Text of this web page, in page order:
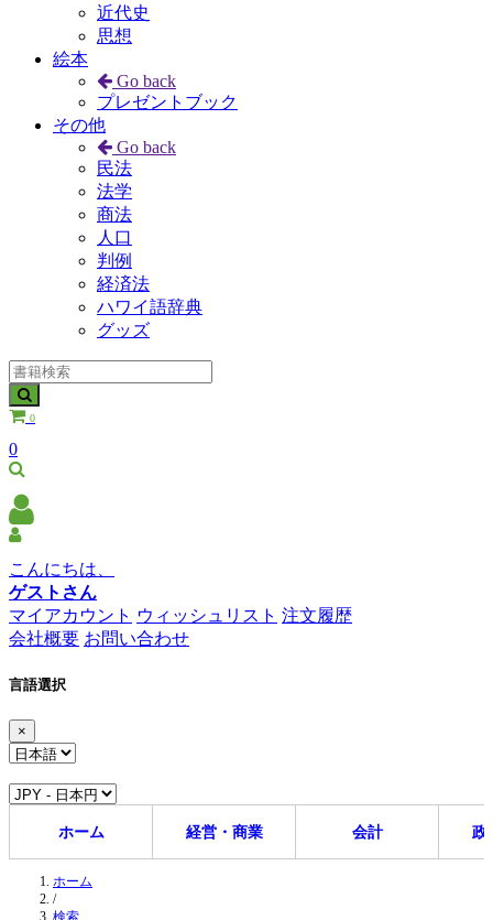
近代史
思想
絵本
Go back
プレゼントブック
その他
Go back
民法
法学
商法
人口
判例
経済法
ハワイ語辞典
グッズ
0
0
こんにちは、
ゲストさん
マイアカウント ウィッシュリスト 注文履歴
会社概要 お問い合わせ
言語選択
×
ホーム 経営・商業 会計 政
ホーム
/